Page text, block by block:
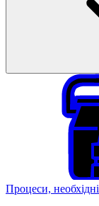
Процеси,